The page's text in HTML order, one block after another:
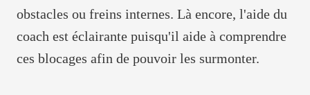
obstacles ou freins internes. Là encore, l'aide du
coach est éclairante puisqu'il aide à comprendre
ces blocages afin de pouvoir les surmonter.